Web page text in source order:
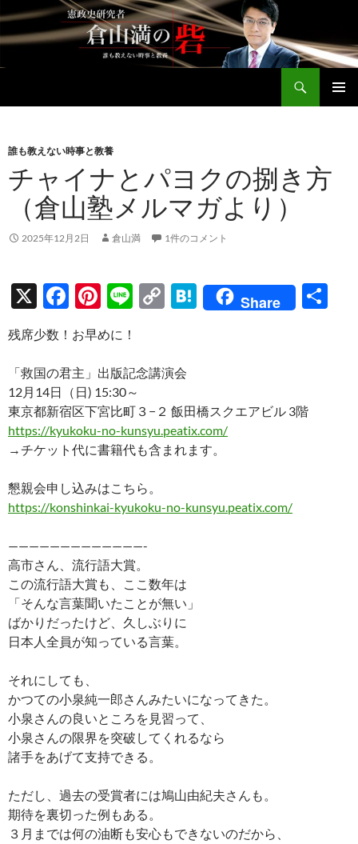
テ
ン
へ
キ
プ
誰も教えない時事と教養
チャイナとパヨクの捌き方
（倉山塾メルマガより）
2025年12月2日 倉山満 1件のコメント
X
F
ac
e
b
o
o
k
Pi
nt
er
es
t
Li
C
y
Li
n
k
H
a
Share
残席少数！お早めに！
「救国の君主」出版記念講演会
12月14日（日) 15:30～
東京都新宿区下宮比町３−２ 飯田橋スクエアビル 3階
https://kyukoku-no-kunsyu.peatix.com/
→チケット代に書籍代も含まれます。
懇親会申し込みはこちら。
https://konshinkai-kyukoku-no-kunsyu.peatix.com/
—————————————-
高市さん、流行語大賞。
この流行語大賞も、ここ数年は
「そんな言葉聞いたことが無い」
ばかりだったけど、久しぶりに
日本人全員が知っている言葉。
それにしても、
かつての小泉純一郎さんみたいになってきた。
小泉さんの良いところを見習って、
小泉さんの限界を突破してくれるなら
諸手をあげて支持できる。
ただし、過去の受賞者には鳩山由紀夫さんも。
期待を裏切った例もある。
３月までは何の油断も安心もできないのだから、